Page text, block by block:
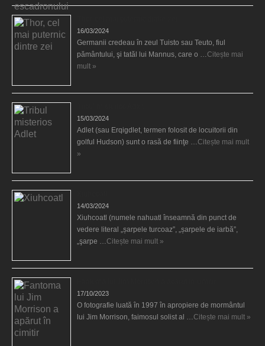
16/03/2024
Germanii credeau în zeul Tuisto sau Teuto, fiul
pământului, şi tatăl lui Mannus, care o …Citește mai
mult »
15/03/2024
Adlet (sau Erqigdlet, termen folosit de locuitorii din
golful Hudson) sunt o rasă de fiinţe …Citește mai mult
»
14/03/2024
Xiuhcoatl (numele nahuatl înseamnă din punct de
vedere literal „șarpele turcoaz”, „șarpele de iarbă”,
„şarpe …Citește mai mult »
17/10/2023
O fotografie luată în 1997 în apropiere de mormântul
lui Jim Morrison, faimosul solist al …Citește mai mult »